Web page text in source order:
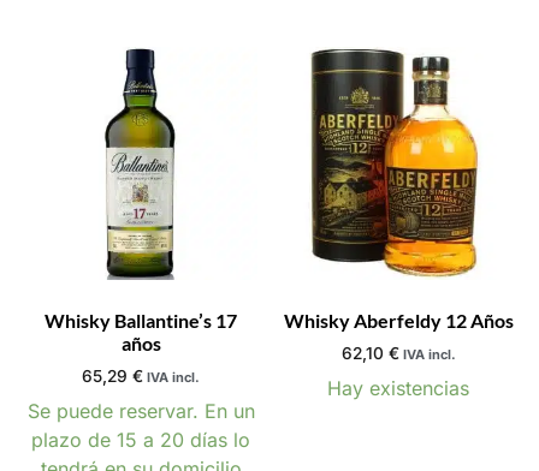
Whisky Ballantine’s 17
años
65,29 € IVA incl.
Se puede reservar. En un
plazo de 15 a 20 días lo
Whisky Aberfeldy 12 Años
62,10 € IVA incl.
Hay existencias